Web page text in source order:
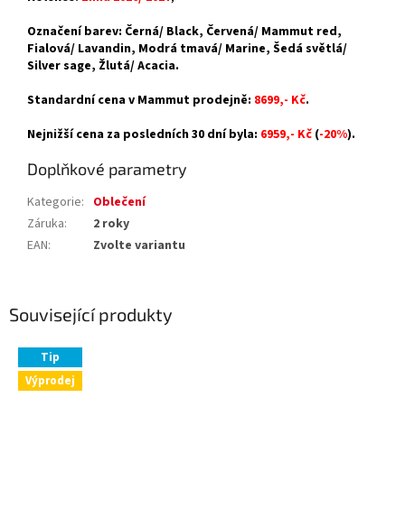
Související produkty
Tip
Výprodej
Označení barev: Černá/ Black, Červená/ Mammut red,
Fialová/ Lavandin, Modrá tmavá/ Marine, Šedá světlá/
Silver sage, Žlutá/ Acacia.
Standardní cena v Mammut prodejně: 8699,- Kč.
Nejnižší cena za posledních 30 dní byla: 6959,- Kč (-20%).
Doplňkové parametry
Kategorie: Oblečení
Záruka:
2 roky
EAN: Zvolte variantu